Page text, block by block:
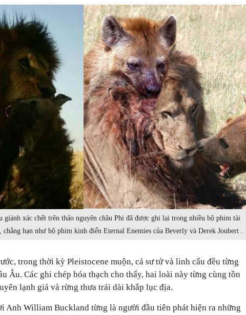
giành xác chết trên thảo nguyên châu Phi đã được ghi lại trong nhiều bộ phim tài
chẳng hạn như bộ phim kinh điển Eternal Enemies của Beverly và Derek Joubert .
trong thời kỳ Pleistocene muộn, cả sư tử và linh cẩu đều từng
Âu. Các ghi chép hóa thạch cho thấy, hai loài này từng cùng tồn
lạnh giá và rừng thưa trải dài khắp lục địa.
Anh William Buckland từng là người đầu tiên phát hiện ra những